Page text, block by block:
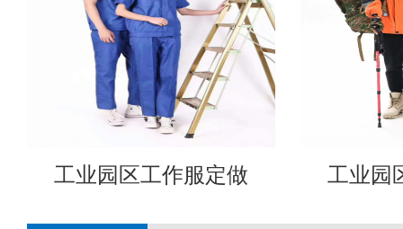
工业园区工作服定做 工业园